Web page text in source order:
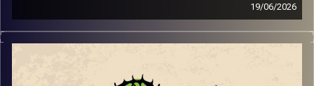
שוחחנו עם אלון (א-טמפו) שטרן
אטמפו • לוח הופעות מעודכן 2026 • הזמנת כרטיסים • פורטל
19/06/2026
השבוע בג'ז ישראלי
מה הקשר בין מוצארט, אלביס, דבורים, מחול ומודעות